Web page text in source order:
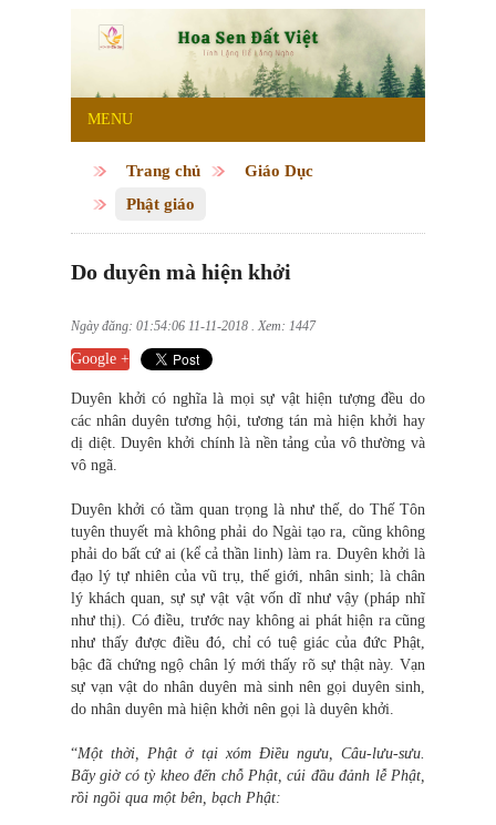
MENU
Trang chủ
Giáo Dục
Phật giáo
Do duyên mà hiện khởi
Ngày đăng: 01:54:06 11-11-2018 . Xem: 1447
Google +
Duyên khởi có nghĩa là mọi sự vật hiện tượng đều do
các nhân duyên tương hội, tương tán mà hiện khởi hay
dị diệt. Duyên khởi chính là nền tảng của vô thường và
vô ngã.
Duyên khởi có tầm quan trọng là như thế, do Thế Tôn
tuyên thuyết mà không phải do Ngài tạo ra, cũng không
phải do bất cứ ai (kể cả thần linh) làm ra. Duyên khởi là
đạo lý tự nhiên của vũ trụ, thế giới, nhân sinh; là chân
lý khách quan, sự sự vật vật vốn dĩ như vậy (pháp nhĩ
như thị). Có điều, trước nay không ai phát hiện ra cũng
như thấy được điều đó, chỉ có tuệ giác của đức Phật,
bậc đã chứng ngộ chân lý mới thấy rõ sự thật này. Vạn
sự vạn vật do nhân duyên mà sinh nên gọi duyên sinh,
do nhân duyên mà hiện khởi nên gọi là duyên khởi.
“Một thời, Phật ở tại xóm Điều ngưu, Câu-lưu-sưu.
Bấy giờ có tỳ kheo đến chỗ Phật, cúi đầu đảnh lễ Phật,
rồi ngồi qua một bên, bạch Phật: